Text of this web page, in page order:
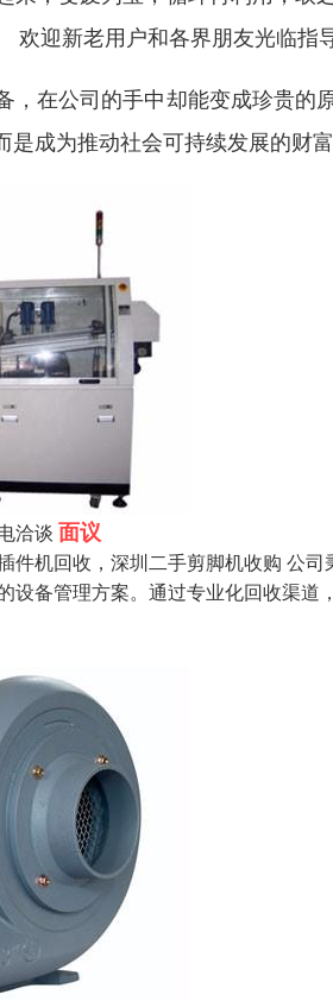
欢迎新老用户和各界朋友光临指
，在公司的手中却能变成珍贵
成为推动社会可持续发展的财富
洽谈 面议
件机回收，深圳二手剪脚机收购 公
设备管理方案。通过专业化回收渠